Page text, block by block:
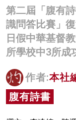
名家榜
灼見活動
關於我們
第二屆「腹有
識問答比賽」
日假中華基督
所學校中3所成
作者:本社
腹有詩書